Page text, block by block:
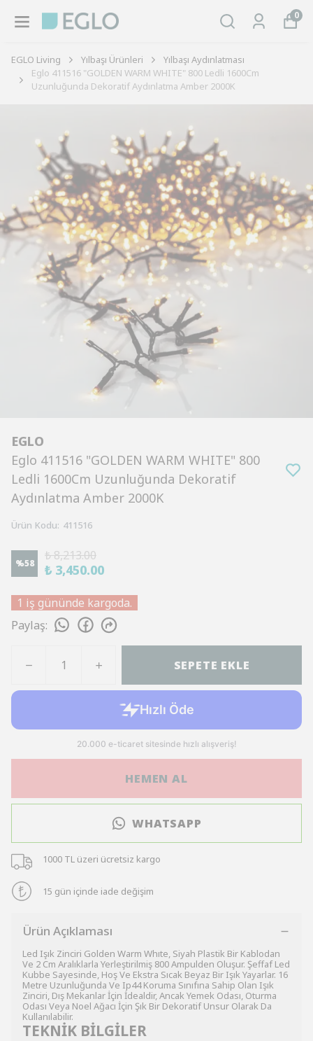
0
EGLO Living Yılbaşı Ürünleri
Yılbaşı Aydınlatması
Eglo 411516 "GOLDEN WARM WHITE" 800 Ledli 1600Cm
Uzunluğunda Dekoratif Aydınlatma Amber 2000K
EGLO
Eglo 411516 "GOLDEN WARM WHITE" 800
Ledli 1600Cm Uzunluğunda Dekoratif
Aydınlatma Amber 2000K
Ürün Kodu: 411516
%58
₺ 8,213.00
₺ 3,450.00
1 iş gününde kargoda.
Paylaş:
SEPETE EKLE
HEMEN AL
WHATSAPP
1000 TL üzeri ücretsiz kargo
15 gün içinde iade değişim
Ürün Açıklaması
Led Işık Zinciri Golden Warm Whıte, Siyah Plastik Bir Kablodan
Ve 2 Cm Aralıklarla Yerleştirilmiş 800 Ampulden Oluşur. Şeffaf Led
Kubbe Sayesinde, Hoş Ve Ekstra Sıcak Beyaz Bir Işık Yayarlar. 16
Metre Uzunluğunda Ve Ip44 Koruma Sınıfına Sahip Olan Işık
Zinciri, Dış Mekanlar İçin İdealdir, Ancak Yemek Odası, Oturma
Odası Veya Noel Ağacı İçin Şık Bir Dekoratif Unsur Olarak Da
Kullanılabilir.
TEKNİK BİLGİLER